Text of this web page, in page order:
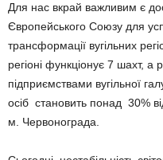
Для нас вкрай важливим є
Європейського Союзу для
трансформації вугільних
регіоні функціонує 7 шахт, а
підприємствами вугільної
осіб становить понад 30%
м. Червонограда.